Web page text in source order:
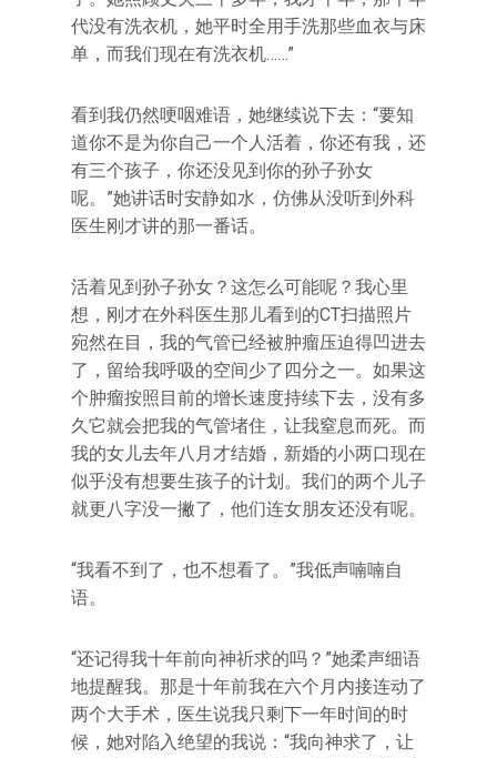
代没有洗衣机，她平时全用手洗那些血衣与床
单，而我们现在有洗衣机……‌‌”
看到我仍然哽咽难语，她继续说下去：‌‌“要知
道你不是为你自己一个人活着，你还有我，还
有三个孩子，你还没见到你的孙子孙女
呢。‌‌”她讲话时安静如水，仿佛从没听到外科
医生刚才讲的那一番话。
活着见到孙子孙女？这怎么可能呢？我心里
想，刚才在外科医生那儿看到的CT扫描照片
宛然在目，我的气管已经被肿瘤压迫得凹进去
了，留给我呼吸的空间少了四分之一。如果这
个肿瘤按照目前的增长速度持续下去，没有多
久它就会把我的气管堵住，让我窒息而死。而
我的女儿去年八月才结婚，新婚的小两口现在
似乎没有想要生孩子的计划。我们的两个儿子
就更八字没一撇了，他们连女朋友还没有呢。
“我看不到了，也不想看了。‌‌”我低声喃喃自
语。
“还记得我十年前向神祈求的吗？‌‌”她柔声细语
地提醒我。那是十年前我在六个月内接连动了
两个大手术，医生说我只剩下一年时间的时
候，她对陷入绝望的我说：‌‌“我向神求了，让